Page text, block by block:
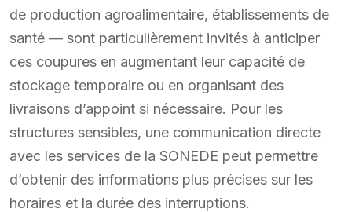
de production agroalimentaire, établissements de
santé — sont particulièrement invités à anticiper
ces coupures en augmentant leur capacité de
stockage temporaire ou en organisant des
livraisons d’appoint si nécessaire. Pour les
structures sensibles, une communication directe
avec les services de la SONEDE peut permettre
d’obtenir des informations plus précises sur les
horaires et la durée des interruptions.